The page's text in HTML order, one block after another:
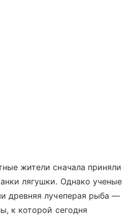
жители сначала приняли
лягушки. Однако ученые
древняя лучеперая рыба —
к которой сегодня